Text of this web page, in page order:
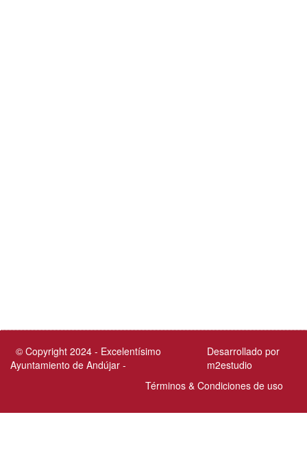
Desarrollado por
m2estudio
© Copyright 2024 - Excelentísimo
Ayuntamiento de Andújar -
Términos & Condiciones de uso